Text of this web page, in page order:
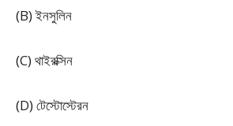
(B) ইনসুলিন
(C) থাইরক্সিন
(D) টেস্টোস্টেরন